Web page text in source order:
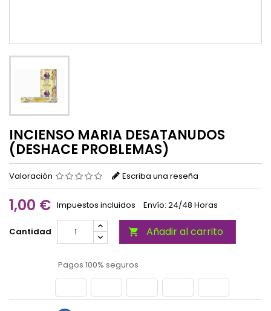
INCIENSO MARIA DESATANUDOS
(DESHACE PROBLEMAS)
Valoración Escriba una reseña
1,00 € Impuestos incluidos Envío: 24/48 Horas
Cantidad  Añadir al carrito
Pagos 100% seguros